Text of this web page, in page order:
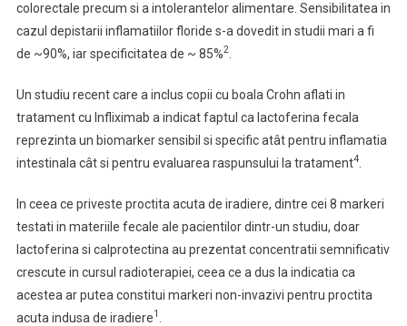
colorectale precum si a intolerantelor alimentare. Sensibilitatea in
cazul depistarii inflamatiilor floride s-a dovedit in studii mari a fi
de ~90%, iar specificitatea de ~ 85%2.
Un studiu recent care a inclus copii cu boala Crohn aflati in
tratament cu Infliximab a indicat faptul ca lactoferina fecala
reprezinta un biomarker sensibil si specific atât pentru inflamatia
intestinala cât si pentru evaluarea raspunsului la tratament4.
In ceea ce priveste proctita acuta de iradiere, dintre cei 8 markeri
testati in materiile fecale ale pacientilor dintr-un studiu, doar
lactoferina si calprotectina au prezentat concentratii semnificativ
crescute in cursul radioterapiei, ceea ce a dus la indicatia ca
acestea ar putea constitui markeri non-invazivi pentru proctita
acuta indusa de iradiere1